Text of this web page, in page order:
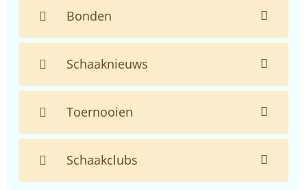
Bonden
Schaaknieuws
Toernooien
Schaakclubs